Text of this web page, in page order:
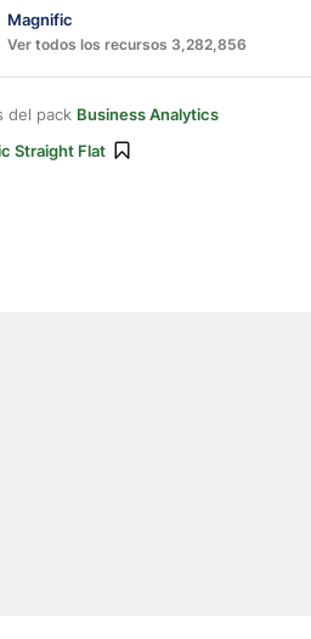
Magnific
Ver todos los recursos 3,282,856
del pack Business Analytics
Straight Flat